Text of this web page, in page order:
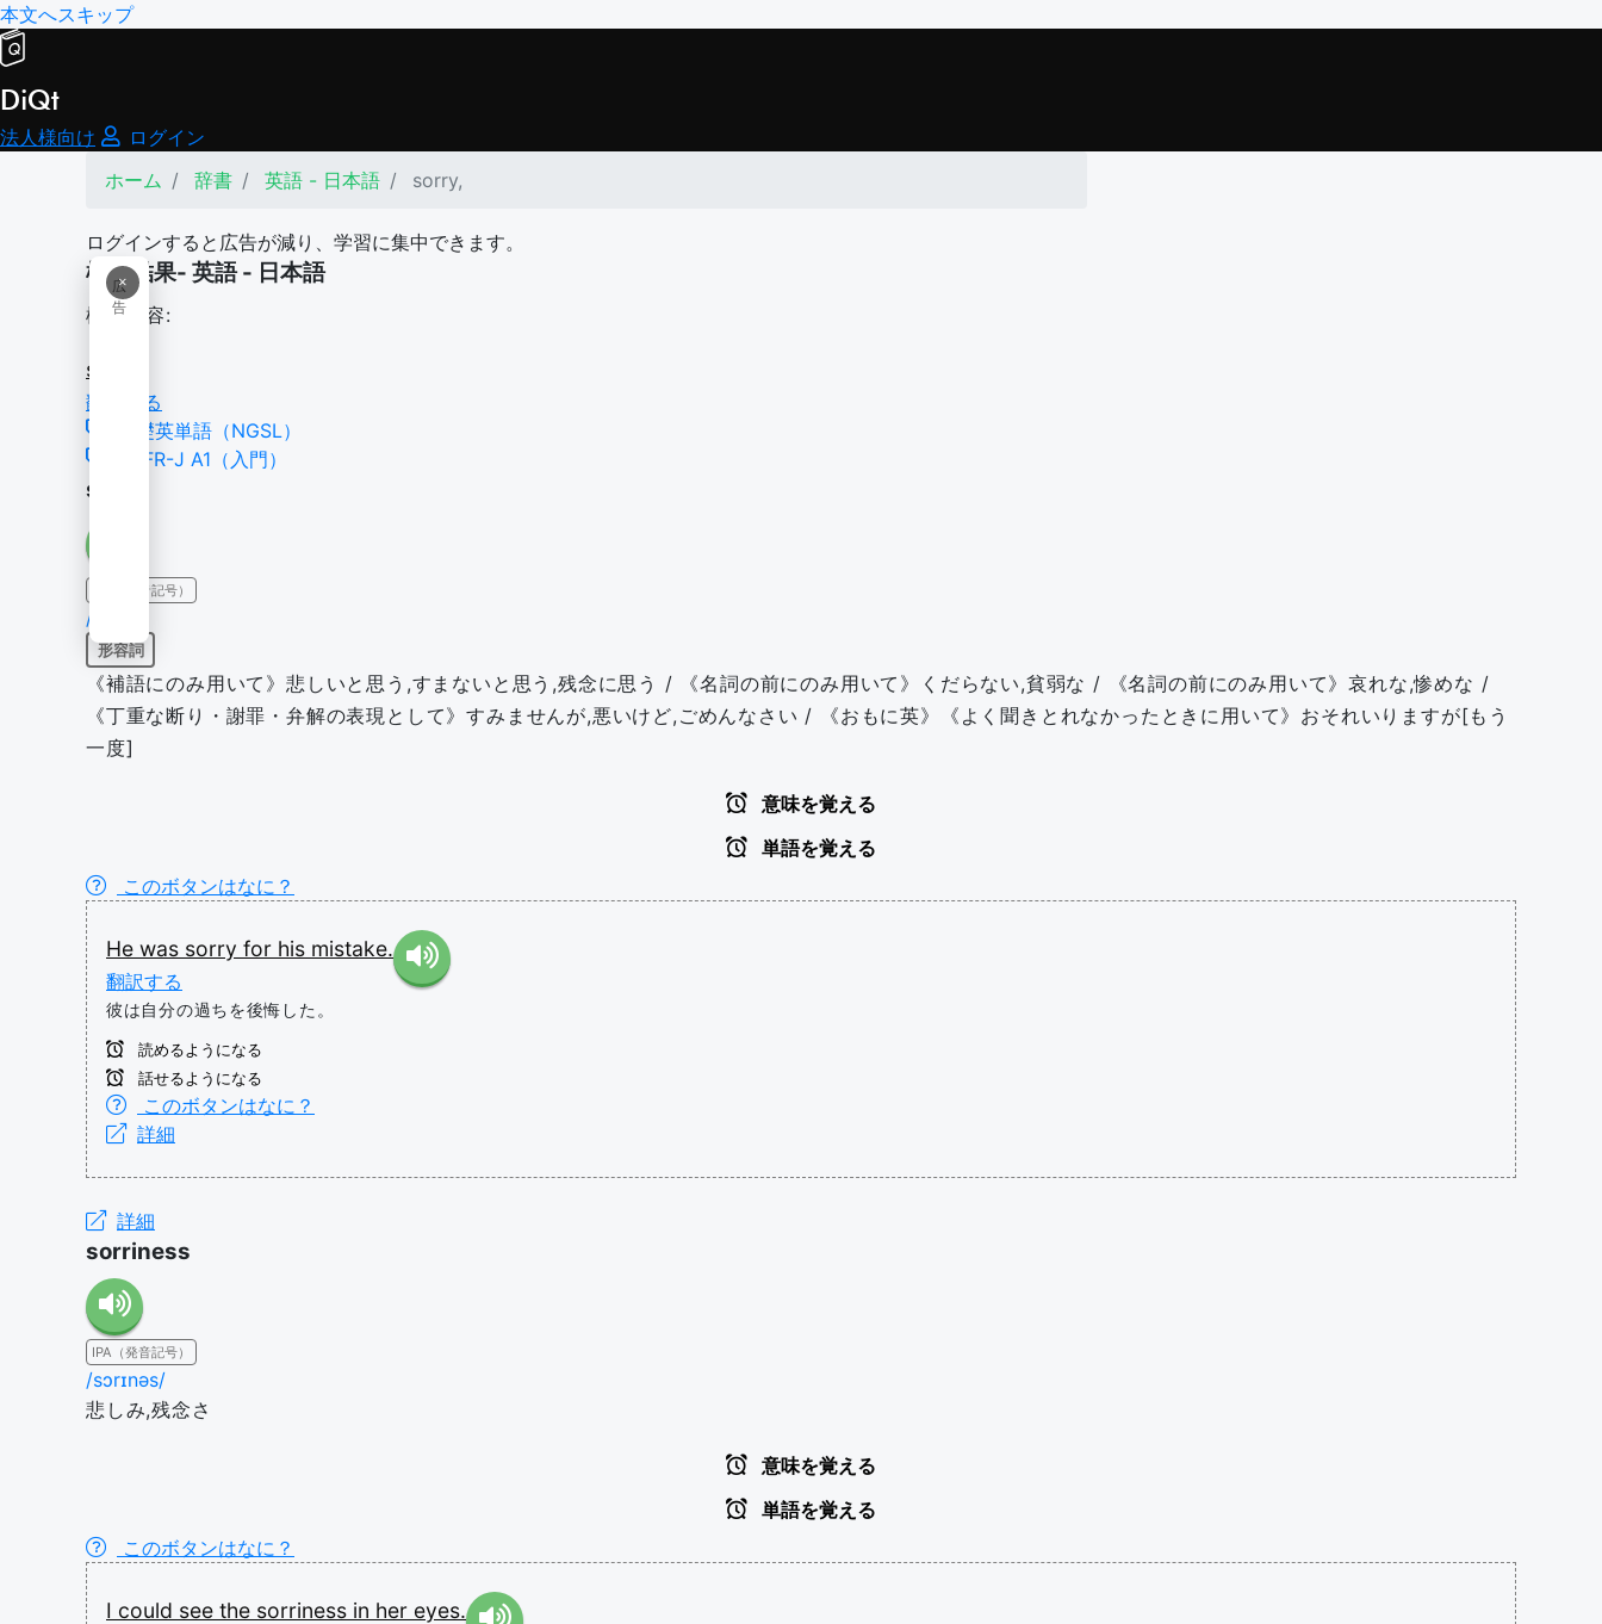
本文へスキップ
DiQt
法人様向け
ログイン
ホーム
辞書 英語 - 日本語 sorry,
ログインすると広告が減り、学習に集中できます。
×
広
告
検索結果- 英語 - 日本語
検索内容:
sorry,
翻訳する
基礎英単語（NGSL）
CEFR-J A1（入門）
sorry
IPA（発音記号）
/'sɒri/
形容詞
《補語にのみ用いて》悲しいと思う,すまないと思う,残念に思う / 《名詞の前にのみ用いて》くだらない,貧弱な / 《名詞の前にのみ用いて》哀れな,惨めな /
《丁重な断り・謝罪・弁解の表現として》すみませんが,悪いけど,ごめんなさい / 《おもに英》《よく聞きとれなかったときに用いて》おそれいりますが[もう
一度]
意味を覚える
単語を覚える
このボタンはなに？
He was sorry for his mistake.
翻訳する
彼は自分の過ちを後悔した。
読めるようになる
話せるようになる
このボタンはなに？
詳細
詳細
sorriness
IPA（発音記号）
/sɔrɪnəs/
悲しみ,残念さ
意味を覚える
単語を覚える
このボタンはなに？
I could see the sorriness in her eyes.